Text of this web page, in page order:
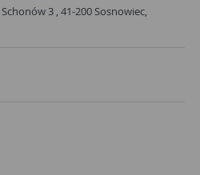
3 , 41-200 Sosnowiec,